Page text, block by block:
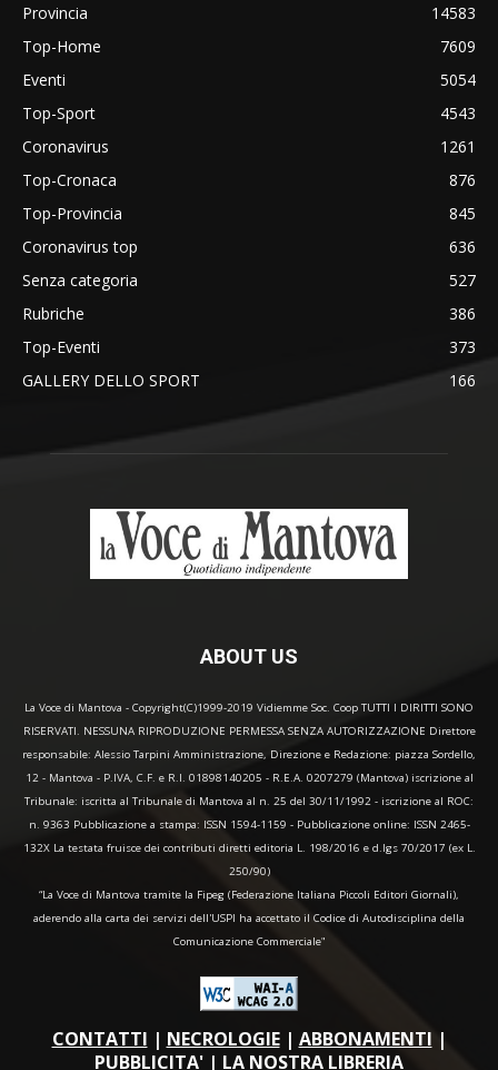
Provincia
14583
Top-Home
7609
Eventi
5054
Top-Sport
4543
Coronavirus
1261
Top-Cronaca
876
Top-Provincia
845
Coronavirus top
636
Senza categoria
527
Rubriche
386
Top-Eventi
373
GALLERY DELLO SPORT
166
ABOUT US
La Voce di Mantova - Copyright(C)1999-2019 Vidiemme Soc. Coop TUTTI I DIRITTI SONO
RISERVATI. NESSUNA RIPRODUZIONE PERMESSA SENZA AUTORIZZAZIONE Direttore
responsabile: Alessio Tarpini Amministrazione, Direzione e Redazione: piazza Sordello,
12 - Mantova - P.IVA, C.F. e R.I. 01898140205 - R.E.A. 0207279 (Mantova) iscrizione al
Tribunale: iscritta al Tribunale di Mantova al n. 25 del 30/11/1992 - iscrizione al ROC:
n. 9363 Pubblicazione a stampa: ISSN 1594-1159 - Pubblicazione online: ISSN 2465-
132X La testata fruisce dei contributi diretti editoria L. 198/2016 e d.lgs 70/2017 (ex L.
250/90)
“La Voce di Mantova tramite la Fipeg (Federazione Italiana Piccoli Editori Giornali),
aderendo alla carta dei servizi dell'USPI ha accettato il Codice di Autodisciplina della
Comunicazione Commerciale"
CONTATTI | NECROLOGIE| ABBONAMENTI |
PUBBLICITA' | LA NOSTRA LIBRERIA